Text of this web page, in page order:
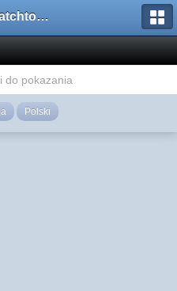
Forum Watchtower
do pokazania
Polski